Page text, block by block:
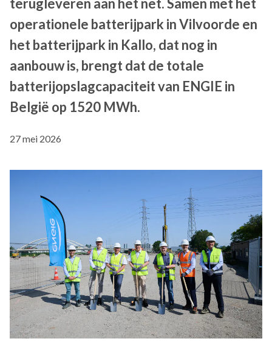
terugleveren aan het net. Samen met het
operationele batterijpark in Vilvoorde en
het batterijpark in Kallo, dat nog in
aanbouw is, brengt dat de totale
batterijopslagcapaciteit van ENGIE in
België op 1520 MWh.
27 mei 2026